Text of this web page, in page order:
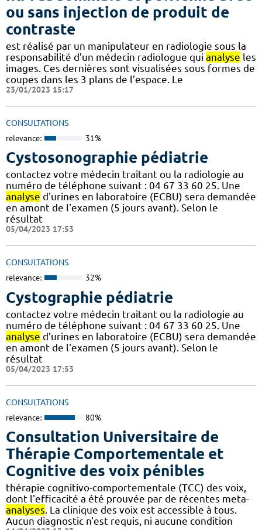
ou sans injection de produit de
contraste
est réalisé par un manipulateur en radiologie sous la
responsabilité d’un médecin radiologue qui analyse les
images. Ces dernières sont visualisées sous formes de
coupes dans les 3 plans de l’espace. Le
23/01/2023 15:17
CONSULTATIONS
relevance: 31%
Cystosonographie pédiatrie
contactez votre médecin traitant ou la radiologie au
numéro de téléphone suivant : 04 67 33 60 25. Une
analyse d'urines en laboratoire (ECBU) sera demandée
en amont de l'examen (5 jours avant). Selon le
résultat
05/04/2023 17:53
CONSULTATIONS
relevance: 32%
Cystographie pédiatrie
contactez votre médecin traitant ou la radiologie au
numéro de téléphone suivant : 04 67 33 60 25. Une
analyse d’urines en laboratoire (ECBU) sera demandée
en amont de l'examen (5 jours avant). Selon le
résultat
05/04/2023 17:53
CONSULTATIONS
relevance: 80%
Consultation Universitaire de
Thérapie Comportementale et
Cognitive des voix pénibles
thérapie cognitivo-comportementale (TCC) des voix,
dont l'efficacité a été prouvée par de récentes meta-
analyses. La clinique des voix est accessible à tous.
Aucun diagnostic n'est requis, ni aucune condition